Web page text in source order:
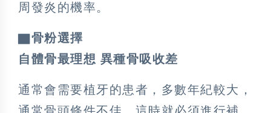
周發炎的機率。
▇骨粉選擇
自體骨最理想 異種骨吸收差
通常會需要植牙的患者，多數年紀較大，